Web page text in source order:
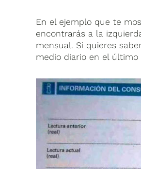
En el ejemplo que te
encontrarás a la
mensual. Si quieres
medio diario en el último